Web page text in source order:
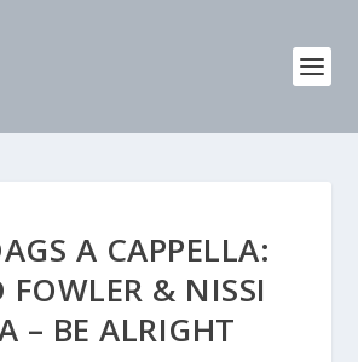
A CAPPELLA:
FOWLER & NISSI
– BE ALRIGHT